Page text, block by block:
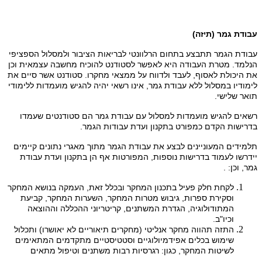
עבודת גמר (תיזה)
עבודת הגמר תתבצע בתחום הרלוונטי לבריאות הציבור ולמסלול הספציפי
הנלמד. מטרת העבודה היא לאפשר לסטודנט להוכיח מחשבה עצמאית וכן
את היכולת לאסוף, לעבד ולדווח על ממצאי מחקרו. סטודנט אשר סיים את
לימודיו במסלול ללא עבודת גמר, אינו רשאי יהיה להגיש מועמדות ללימודי
תואר שלישי.
רשאים להגיש מועמדות למסלול עם עבודת גמר הם סטודנטים שעמדו
בדרישות הקדם כמפורט בתקנון ועדת עבודות הגמר.
תלמידים המעוניינים לבצע את עבודת הגמר מתוך מאגרי נתונים קיימים
יידרשו לעמוד בדרישות נוספות, המפורטות אף הן בתקנון ועדת עבודת
גמר, וכן: .
לקחת חלק פעיל בתכנון המחקר ובכלל זאת, העמקה בנושא המחקר
וסקירת ספרות, גיבוש מטרות המחקר, השערות המחקר, קביעת
המתודולוגיה, הגדרת המשתנים, קריטריוני ההכללה וההוצאה
וכיו"ב.
התזה תהווה מחקר אנליטי (מחקרים תיאוריים לא יאושרו) ותכלול
שימוש בכלים אפידמיולוגיים וסטטיסטיים מתקדמים המתאימים
לשיטות המחקר, כגון: רגרסיות רבות משתנים וטיפול מתאים